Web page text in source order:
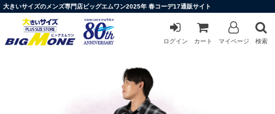
大きいサイズのメンズ専門店ビッグエムワン2025年 春コーデ17通販サイト
ログイン カート マイページ 検索